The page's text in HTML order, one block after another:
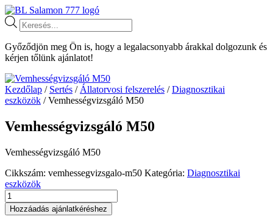
Ugrás
a
tartalomhoz
Products
search
Győződjön meg Ön is, hogy a legalacsonyabb árakkal dolgozunk és
kérjen tőlünk ajánlatot!
Kezdőlap / Sertés / Állatorvosi felszerelés /Diagnosztikai
eszközök / Vemhességvizsgáló M50
Vemhességvizsgáló M50
Vemhességvizsgáló M50
Cikkszám: vemhessegvizsgalo-m50 Kategória: Diagnosztikai
eszközök
Vemhességvizsgáló
M50
mennyiség
Hozzáadás ajánlatkéréshez